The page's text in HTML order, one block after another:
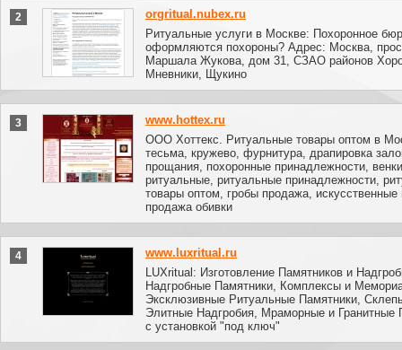
2
orgritual.nubex.ru
Ритуальные услуги в Москве: Похоронное
оформляются похороны? Адрес: Москва,
Маршала Жукова, дом 31, СЗАО районов
Мневники, Щукино
3
www.hottex.ru
ООО Хоттекс. Ритуальные товары оптом в
тесьма, кружево, фурнитура, драпировка
прощания, похоронные принадлежности, венки
ритуальные, ритуальные принадлежности,
товары оптом, гробы продажа, искусственные
продажа обивки
4
www.luxritual.ru
LUXritual: Изготовление Памятников и
Надгробные Памятники, Комплексы и
Эксклюзивные Ритуальные Памятники,
Элитные Надгробия, Мраморные и Гранитные
с установкой "под ключ"